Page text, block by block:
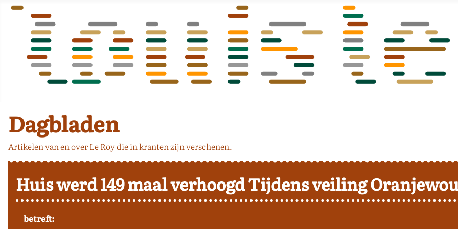
Dagbladen
Artikelen van en over Le Roy die in kranten zijn verschenen.
Huis werd 149 maal verhoogdTijdens veiling
betreft: